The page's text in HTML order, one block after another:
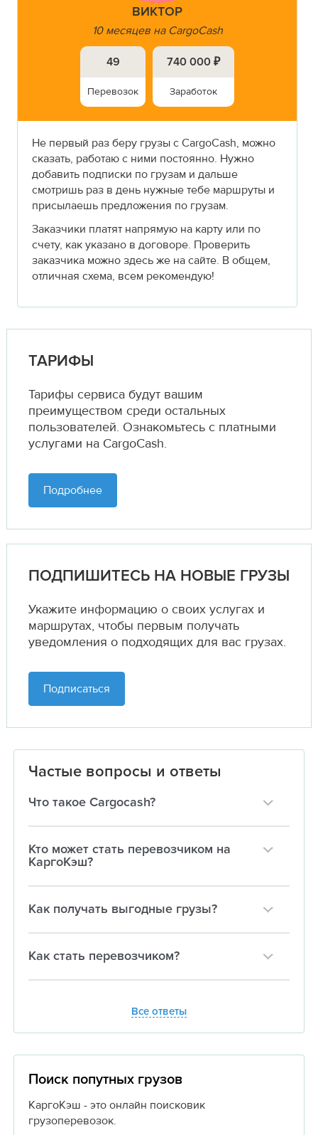
ВИКТОР
10 месяцев на CargoCash
49
Перевозок
740 000 ₽
Заработок
Не первый раз беру грузы с CargoCash, можно
сказать, работаю с ними постоянно. Нужно
добавить подписки по грузам и дальше
смотришь раз в день нужные тебе маршруты и
присылаешь предложения по грузам.
Заказчики платят напрямую на карту или по
счету, как указано в договоре. Проверить
заказчика можно здесь же на сайте. В общем,
отличная схема, всем рекомендую!
ТАРИФЫ
Тарифы сервиса будут вашим
преимуществом среди остальных
пользователей. Ознакомьтесь с платными
услугами на CargoCash.
Подробнее
ПОДПИШИТЕСЬ НА НОВЫЕ ГРУЗЫ
Укажите информацию о своих услугах и
маршрутах, чтобы первым получать
уведомления о подходящих для вас грузах.
Подписаться
Частые вопросы и ответы
Что такое Cargocash?
Кто может стать перевозчиком на
КаргоКэш?
Как получать выгодные грузы?
Как стать перевозчиком?
Все ответы
Поиск попутных грузов
КаргоКэш - это онлайн поисковик
грузоперевозок.